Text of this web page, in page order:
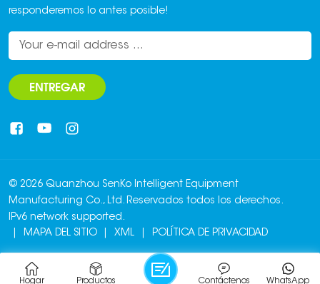
responderemos lo antes posible!
ENTREGAR
© 2026 Quanzhou SenKo Intelligent Equipment
Manufacturing Co., Ltd. Reservados todos los derechos.
IPv6 network supported.
MAPA DEL SITIO XML POLÍTICA DE PRIVACIDAD
Hogar Productos WhatsApp
Contáctenos